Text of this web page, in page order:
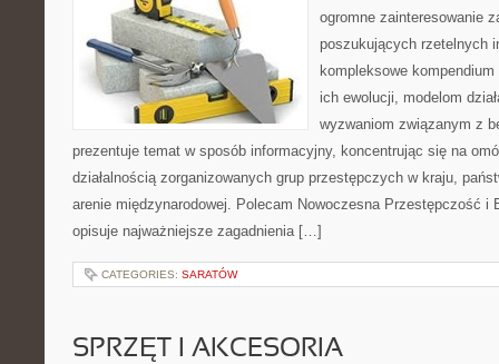
ogromne zainteresowanie
poszukujących rzetelnych
kompleksowe
ich ewolucji, modelom
wyzwaniom związanym z
prezentuje temat w sposób informacyjny, koncentrując się na
działalnością zorganizowanych grup przestępczych w kraju,
arenie międzynarodowej. Polecam Nowoczesna Przestępczość i
opisuje najważniejsze zagadnienia […]
CATEGORIES: SARATÓW
SPRZĘT I AKCESORIA